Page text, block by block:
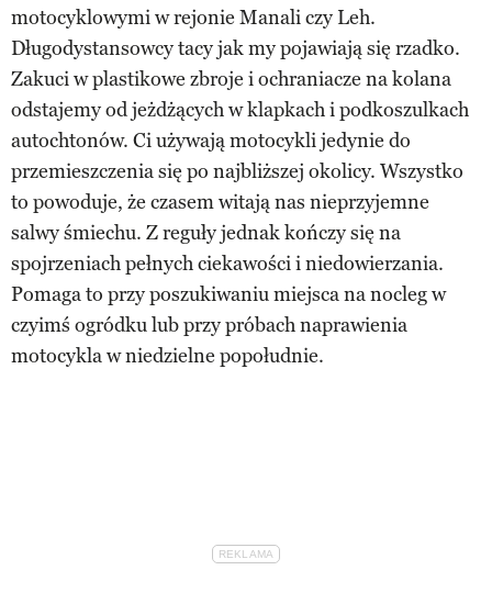
motocyklowymi w rejonie Manali czy Leh.
Długodystansowcy tacy jak my pojawiają się rzadko.
Zakuci w plastikowe zbroje i ochraniacze na kolana
odstajemy od jeżdżących w klapkach i podkoszulkach
autochtonów. Ci używają motocykli jedynie do
przemieszczenia się po najbliższej okolicy. Wszystko
to powoduje, że czasem witają nas nieprzyjemne
salwy śmiechu. Z reguły jednak kończy się na
spojrzeniach pełnych ciekawości i niedowierzania.
Pomaga to przy poszukiwaniu miejsca na nocleg w
czyimś ogródku lub przy próbach naprawienia
motocykla w niedzielne popołudnie.